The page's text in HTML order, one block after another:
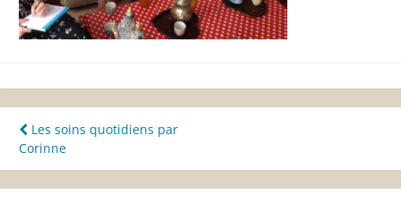
Navigation
de
l’article
Les soins quotidiens par
Corinne